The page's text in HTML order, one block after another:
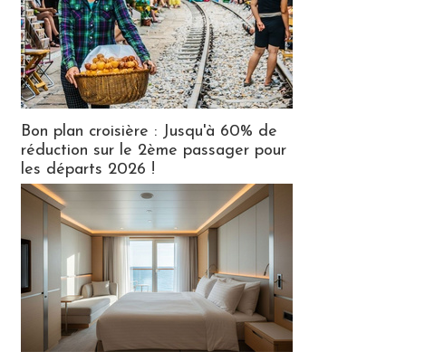
Bon plan croisière : Jusqu'à 60% de
réduction sur le 2ème passager pour
les départs 2026 !